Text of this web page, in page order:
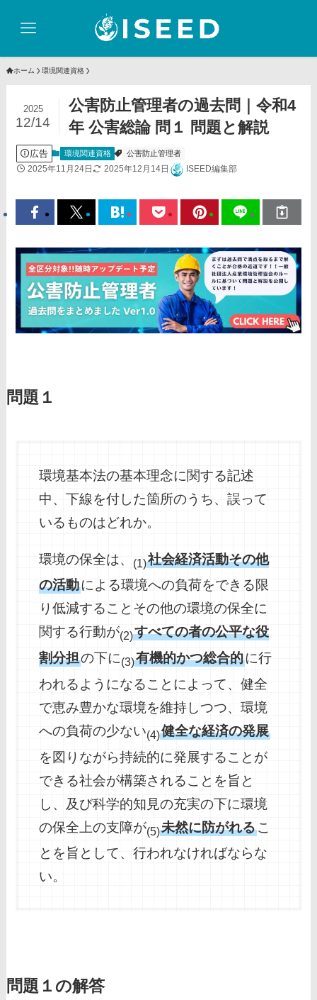
ホーム 環境関連資格
公害防止管理者の過去問｜令和4
年 公害総論 問１ 問題と解説
2025
12/14
広告 環境関連資格 公害防止管理者
2025年11月24日 2025年12月14日 ISEED編集部
問題１
環境基本法の基本理念に関する記述
中、下線を付した箇所のうち、誤って
いるものはどれか。
環境の保全は、 (1)社会経済活動その他
の活動による環境への負荷をできる限
り低減することその他の環境の保全に
関する行動が(2)すべての者の公平な役
割分担の下に(3)有機的かつ総合的に行
われるようになることによって、健全
で恵み豊かな環境を維持しつつ、環境
への負荷の少ない(4)健全な経済の発展
を図りながら持続的に発展することが
できる社会が構築されることを旨と
し、及び科学的知見の充実の下に環境
の保全上の支障が(5)未然に防がれるこ
とを旨として、行われなければならな
い。
問題１の解答